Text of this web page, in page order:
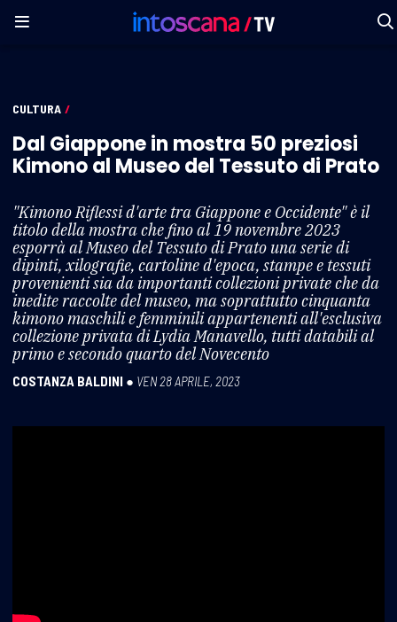
CULTURA /
Dal Giappone in mostra 50 preziosi
Kimono al Museo del Tessuto di Prato
"Kimono Riflessi d'arte tra Giappone e Occidente" è il
titolo della mostra che fino al 19 novembre 2023
esporrà al Museo del Tessuto di Prato una serie di
dipinti, xilografie, cartoline d'epoca, stampe e tessuti
provenienti sia da importanti collezioni private che da
inedite raccolte del museo, ma soprattutto cinquanta
kimono maschili e femminili appartenenti all'esclusiva
collezione privata di Lydia Manavello, tutti databili al
primo e secondo quarto del Novecento
COSTANZA BALDINI ● VEN 28 APRILE, 2023